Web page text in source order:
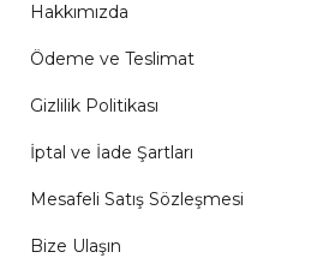
Hakkımızda
Ödeme ve Teslimat
Gizlilik Politikası
İptal ve İade Şartları
Mesafeli Satış Sözleşmesi
Bize Ulaşın